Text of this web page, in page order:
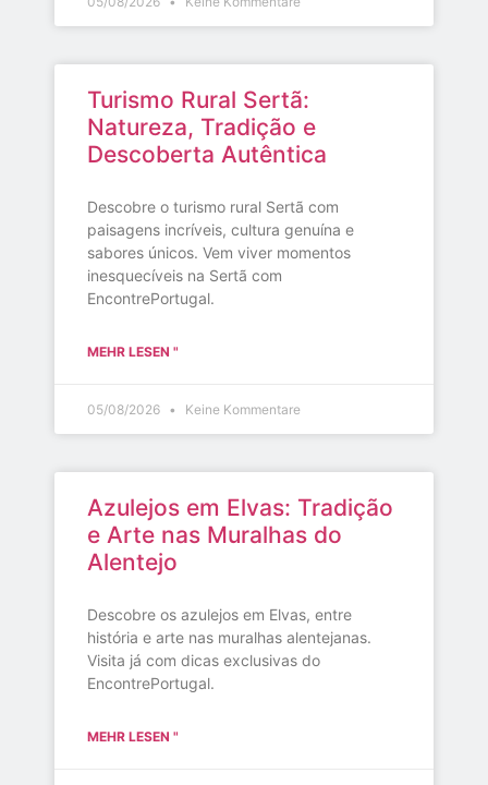
Turismo Rural Sertã:
Natureza, Tradição e
Descoberta Autêntica
Descobre o turismo rural Sertã com
paisagens incríveis, cultura genuína e
sabores únicos. Vem viver momentos
inesquecíveis na Sertã com
EncontrePortugal.
MEHR LESEN "
05/08/2026 Keine Kommentare
Azulejos em Elvas: Tradição
e Arte nas Muralhas do
Alentejo
Descobre os azulejos em Elvas, entre
história e arte nas muralhas alentejanas.
Visita já com dicas exclusivas do
EncontrePortugal.
MEHR LESEN "